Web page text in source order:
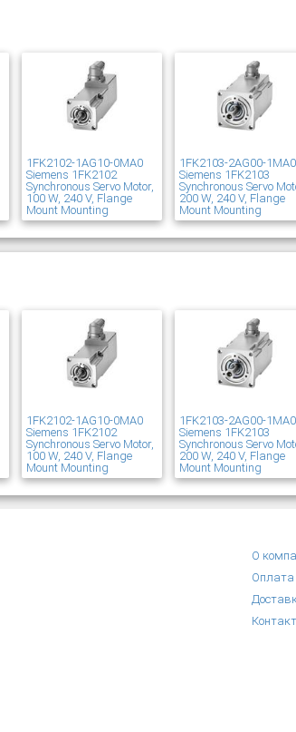
1FK2102-1AG10-0MA0
Siemens 1FK2102
Synchronous Servo Motor,
100 W, 240 V, Flange
Mount Mounting
1FK2103-2AG00-1MA0
Siemens 1FK2103
Synchronous Servo
200 W, 240 V, Flange
Mount Mounting
1FK2102-1AG10-0MA0
Siemens 1FK2102
Synchronous Servo Motor,
100 W, 240 V, Flange
Mount Mounting
1FK2103-2AG00-1MA0
Siemens 1FK2103
Synchronous Servo
200 W, 240 V, Flange
Mount Mounting
О
Оплата